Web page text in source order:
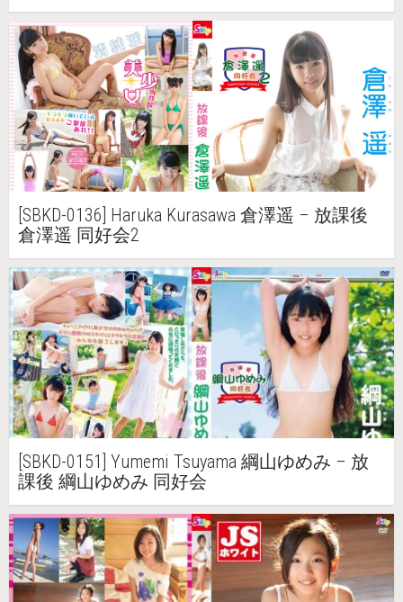
[SBKD-0136] Haruka Kurasawa 倉澤遥 – 放課後
倉澤遥 同好会2
[SBKD-0151] Yumemi Tsuyama 綱山ゆめみ – 放
課後 綱山ゆめみ 同好会